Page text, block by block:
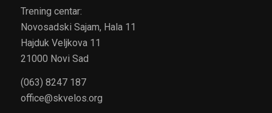
Trening centar:
Novosadski Sajam, Hala 11
Hajduk Veljkova 11
21000 Novi Sad
(063) 8247 187
office@skvelos.org